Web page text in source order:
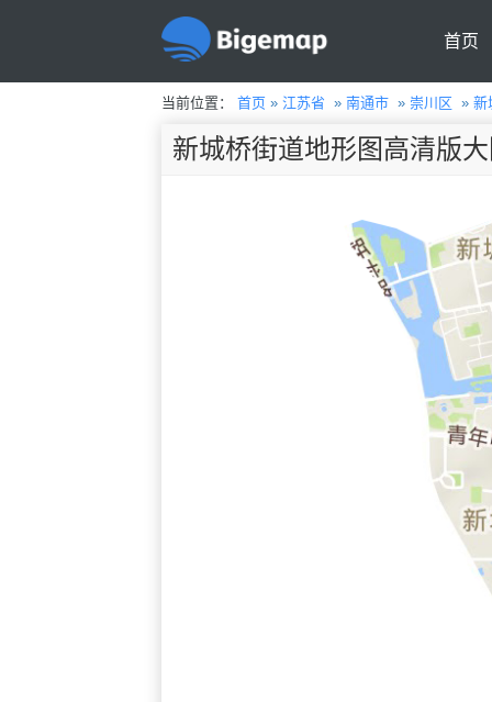
首页
当前位置： 首页» 江苏省 » 南通市» 崇川区 » 新
新城桥街道地形图高清版